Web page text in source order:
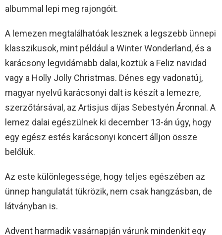
albummal lepi meg rajongóit.
A lemezen megtalálhatóak lesznek a legszebb ünnepi
klasszikusok, mint például a Winter Wonderland, és a
karácsony legvidámabb dalai, köztük a Feliz navidad
vagy a Holly Jolly Christmas. Dénes egy vadonatúj,
magyar nyelvű karácsonyi dalt is készít a lemezre,
szerzőtársával, az Artisjus díjas Sebestyén Áronnal. A
lemez dalai egészülnek ki december 13-án úgy, hogy
egy egész estés karácsonyi koncert álljon össze
belőlük.
Az este különlegessége, hogy teljes egészében az
ünnep hangulatát tükrözik, nem csak hangzásban, de
látványban is.
Advent harmadik vasárnapján várunk mindenkit egy